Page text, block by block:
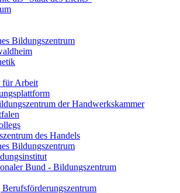
Bildungszentrum
für Arbeit
der Handwerkskammer
des Handels
Bildungszentrum
Bund - Bildungszentrum